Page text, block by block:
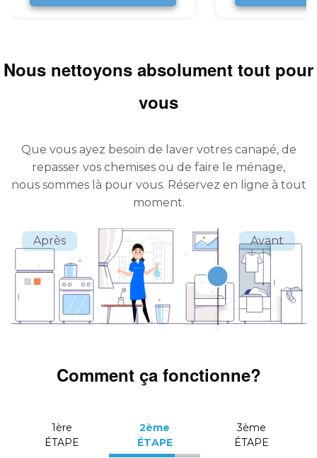
Nous nettoyons absolument tout pour
vous
Que vous ayez besoin de laver votres canapé, de
repasser vos chemises ou de faire le ménage,
nous sommes là pour vous. Réservez en ligne à tout
moment.
Comment ça fonctionne?
1ère
ÉTAPE
2ème
ÉTAPE
3ème
ÉTAPE